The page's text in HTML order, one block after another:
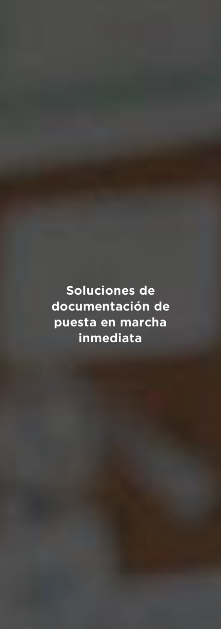
Soluciones de
documentación de
puesta en marcha
inmediata